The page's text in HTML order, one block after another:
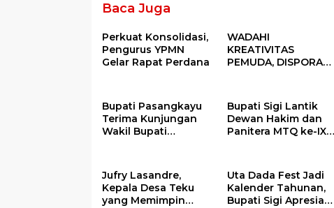
Baca Juga
Perkuat Konsolidasi,
Pengurus YPMN
Gelar Rapat Perdana
WADAHI
KREATIVITAS
PEMUDA, DISPORA
2025
Bupati Pasangkayu
Terima Kunjungan
Wakil Bupati
Wilayah
Bupati Sigi Lantik
Dewan Hakim dan
Panitera MTQ ke-IX
Jufry Lasandre,
Kepala Desa Teku
yang Memimpin
Uta Dada Fest Jadi
Kalender Tahunan,
Bupati Sigi Apresiasi